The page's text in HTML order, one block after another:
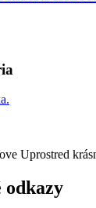
Uprostred
odkazy